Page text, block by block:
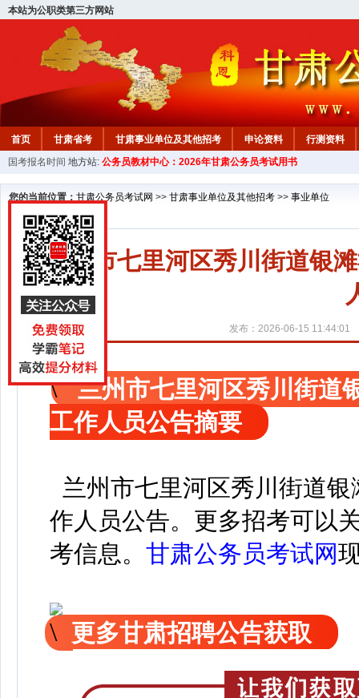
本站为公职类第三方网站
首页 甘肃省考 甘肃事业单位及其他招考 申论资料
行测资料
国考报名时间 地方站: 公务员教材中心：2026年甘肃公务员考试用书
您的当前位置： 甘肃公务员考试网 >> 甘肃事业单位及其他招考 >> 事业单位
兰州市七里河区秀川街道银
发布：2026-06-15 11:44:01
兰州市七里河区秀川街道
工作人员公告摘要
兰州市七里河区秀川街道
作人员公告。 更多招考可以
考信息。 甘肃公务员考试网
更多甘肃招聘公告获取